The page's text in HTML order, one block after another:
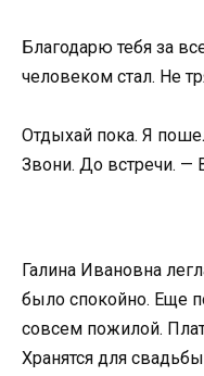
Благодарю тебя за
человеком стал. Не
Отдыхай пока. Я
Звони. До встречи. —
Галина Ивановна
было спокойно. Еще
совсем пожилой.
Хранятся для